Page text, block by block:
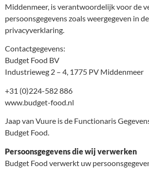
Middenmeer, is verantwoordelijk voor de
persoonsgegevens zoals weergegeven in
privacyverklaring.
Contactgegevens:
Budget Food BV
Industrieweg 2 – 4, 1775 PV Middenmeer
+31 (0)224-582 886
www.budget-food.nl
Jaap van Vuure is de Functionaris
Budget Food.
Persoonsgegevens die wij verwerken
Budget Food verwerkt uw